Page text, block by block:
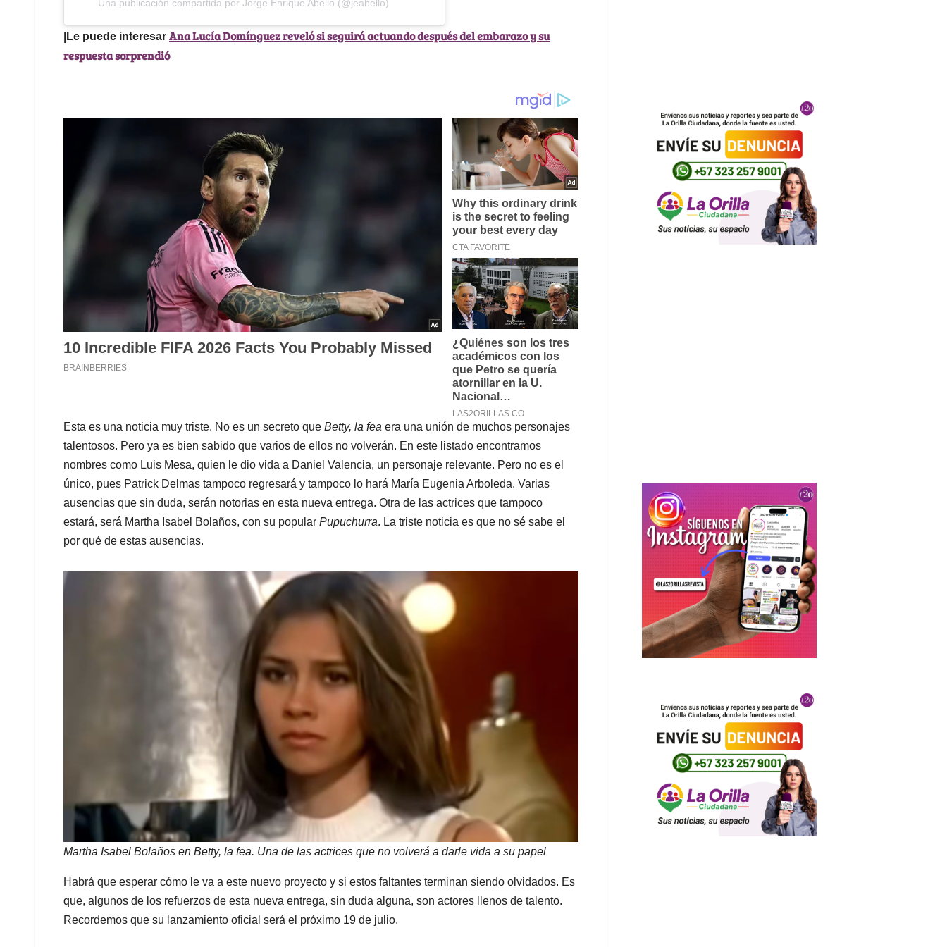
Una publicación compartida por Jorge Enrique Abello (@jeabello)
|Le puede interesar Ana Lucía Domínguez reveló si seguirá actuando después del embarazo y su
respuesta sorprendió
Esta es una noticia muy triste. No es un secreto que Betty, la fea era una unión de muchos personajes
talentosos. Pero ya es bien sabido que varios de ellos no volverán. En este listado encontramos
nombres como Luis Mesa, quien le dio vida a Daniel Valencia, un personaje relevante. Pero no es el
único, pues Patrick Delmas tampoco regresará y tampoco lo hará María Eugenia Arboleda. Varias
ausencias que sin duda, serán notorias en esta nueva entrega. Otra de las actrices que tampoco
estará, será Martha Isabel Bolaños, con su popular Pupuchurra. La triste noticia es que no sé sabe el
por qué de estas ausencias.
Martha Isabel Bolaños en Betty, la fea. Una de las actrices que no volverá a darle vida a su papel
Habrá que esperar cómo le va a este nuevo proyecto y si estos faltantes terminan siendo olvidados. Es
que, algunos de los refuerzos de esta nueva entrega, sin duda alguna, son actores llenos de talento.
Recordemos que su lanzamiento oficial será el próximo 19 de julio.